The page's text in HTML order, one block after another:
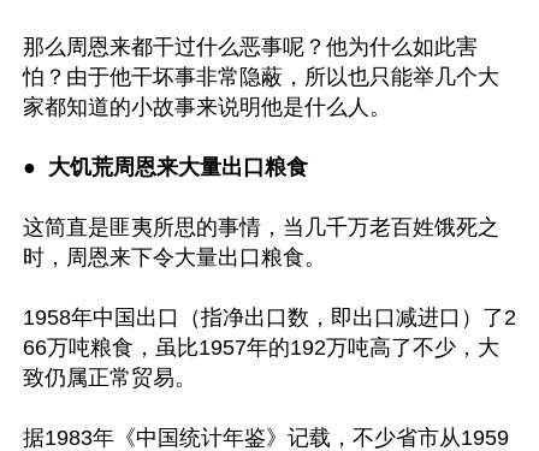
那么周恩来都干过什么恶事呢？他为什么如此害
怕？由于他干坏事非常隐蔽，所以也只能举几个大
家都知道的小故事来说明他是什么人。
● 大饥荒周恩来大量出口粮食
这简直是匪夷所思的事情，当几千万老百姓饿死之
时，周恩来下令大量出口粮食。
1958年中国出口（指净出口数，即出口减进口）了2
66万吨粮食，虽比1957年的192万吨高了不少，大
致仍属正常贸易。
据1983年《中国统计年鉴》记载，不少省市从1959